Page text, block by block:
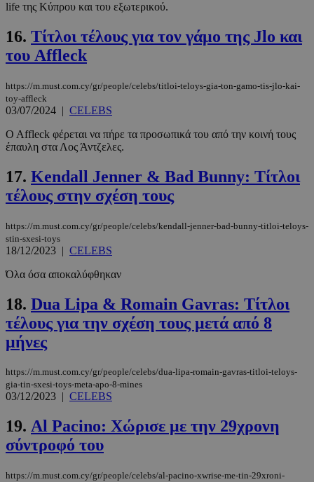
life της Κύπρου και του εξωτερικού.
16. Τίτλοι τέλους για τον γάμο της Jlo και
του Affleck
https://m.must.com.cy/gr/people/celebs/titloi-teloys-gia-ton-gamo-tis-jlo-kai-
toy-affleck
03/07/2024 | CELEBS
O Affleck φέρεται να πήρε τα προσωπικά του από την κοινή τους
έπαυλη στα Λος Άντζελες.
17. Kendall Jenner & Bad Bunny: Τίτλοι
τέλους στην σχέση τους
https://m.must.com.cy/gr/people/celebs/kendall-jenner-bad-bunny-titloi-teloys-
stin-sxesi-toys
18/12/2023 | CELEBS
Όλα όσα αποκαλύφθηκαν
18. Dua Lipa & Romain Gavras: Τίτλοι
τέλους για την σχέση τους μετά από 8
μήνες
https://m.must.com.cy/gr/people/celebs/dua-lipa-romain-gavras-titloi-teloys-
gia-tin-sxesi-toys-meta-apo-8-mines
03/12/2023 | CELEBS
19. Al Pacino: Χώρισε με την 29χρονη
σύντροφό του
https://m.must.com.cy/gr/people/celebs/al-pacino-xwrise-me-tin-29xroni-
σύνδεση χρήστη και τη διαχείριση λογαριασμού.
χωρίς τα απολύτως απαραίτητα cookies.
Ονοματεπώνυμο
PinToTopCookie www.must.com.cy 12 ώρες
__cf_bm
__cf_bm
Google
Privacy Policy